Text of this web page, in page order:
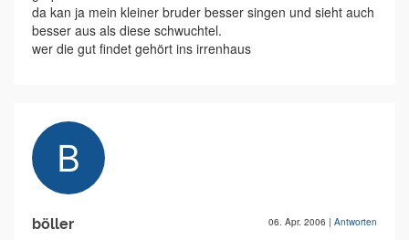
da kan ja mein kleiner bruder besser singen und sieht auch
besser aus als diese schwuchtel.
wer die gut findet gehört ins irrenhaus
böller 06. Apr. 2006 | Antworten